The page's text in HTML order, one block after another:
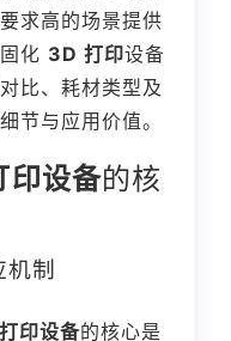
求高的场景提供
化 3D 打印设备
比、耗材类型及
节与应用价值。
印设备的核
机制
印设备的核心是